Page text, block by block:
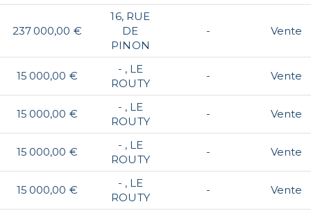
237 000,00 €
16, RUE
DE
PINON
- Vente
15 000,00 €
- , LE
ROUTY
- Vente
15 000,00 €
- , LE
ROUTY
- Vente
15 000,00 €
- , LE
ROUTY
- Vente
15 000,00 €
- , LE
ROUTY
- Vente